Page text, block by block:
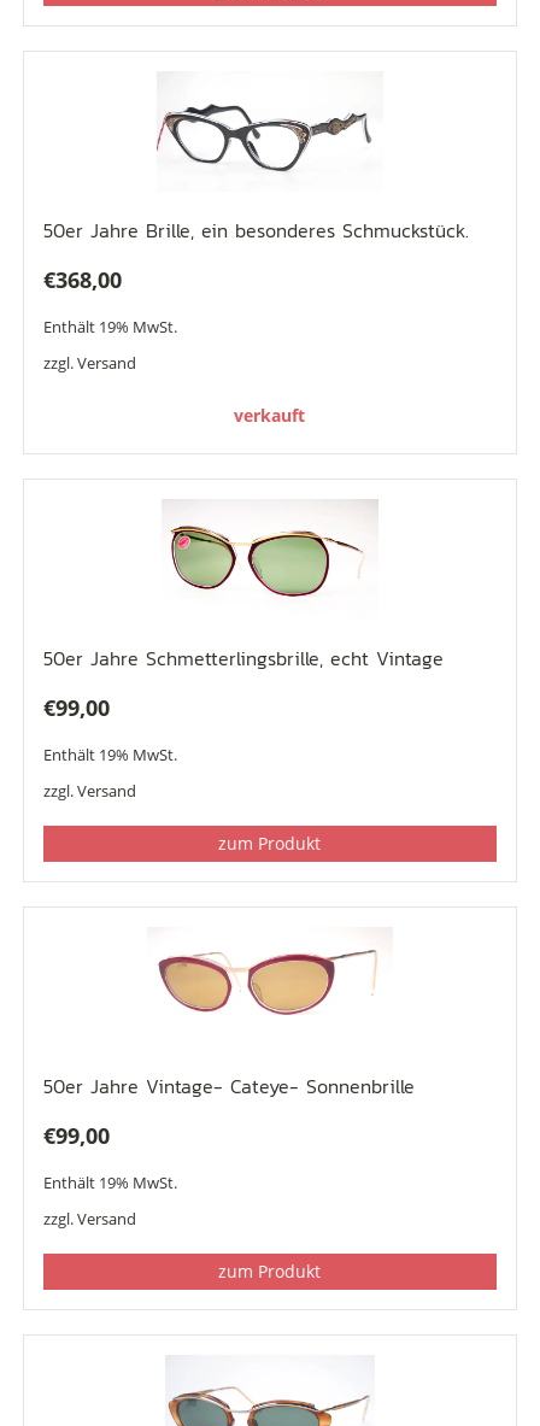
50er Jahre Brille, ein besonderes Schmuckstück.
€368,00
Enthält 19% MwSt.
zzgl.Versand
verkauft
50er Jahre Schmetterlingsbrille, echt Vintage
€99,00
Enthält 19% MwSt.
zzgl.Versand
zum Produkt
50er Jahre Vintage- Cateye- Sonnenbrille
€99,00
Enthält 19% MwSt.
zzgl.Versand
zum Produkt